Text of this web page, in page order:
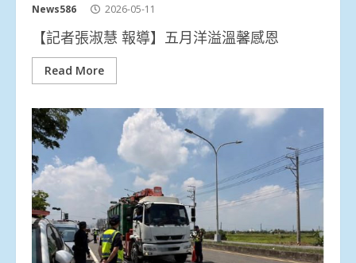
News586 2026-05-11
【記者張淑慧 報導】五月洋溢溫馨感恩
Read More